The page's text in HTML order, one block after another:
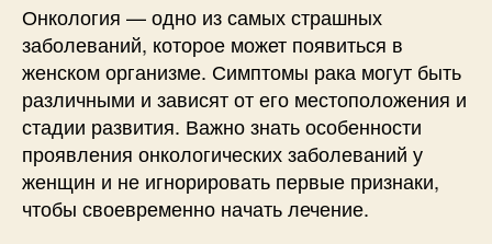
Онкология — одно из самых страшных
заболеваний, которое может появиться в
женском организме. Симптомы рака могут быть
различными и зависят от его местоположения и
стадии развития. Важно знать особенности
проявления онкологических заболеваний у
женщин и не игнорировать первые признаки,
чтобы своевременно начать лечение.